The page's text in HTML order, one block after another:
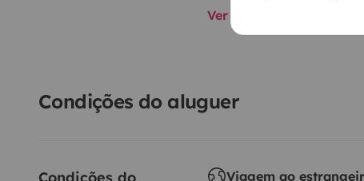
Ver todas as
Condições do aluguer
Condições do
Viagem ao